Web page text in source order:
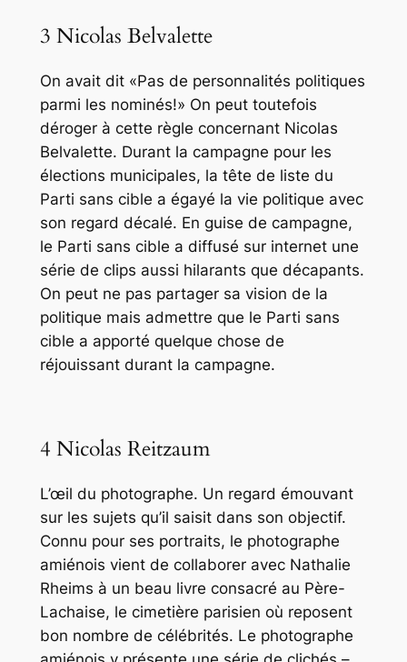
3 Nicolas Belvalette
On avait dit «Pas de personnalités politiques
parmi les nominés!» On peut toutefois
déroger à cette règle concernant Nicolas
Belvalette. Durant la campagne pour les
élections municipales, la tête de liste du
Parti sans cible a égayé la vie politique avec
son regard décalé. En guise de campagne,
le Parti sans cible a diffusé sur internet une
série de clips aussi hilarants que décapants.
On peut ne pas partager sa vision de la
politique mais admettre que le Parti sans
cible a apporté quelque chose de
réjouissant durant la campagne.
4 Nicolas Reitzaum
L’œil du photographe. Un regard émouvant
sur les sujets qu’il saisit dans son objectif.
Connu pour ses portraits, le photographe
amiénois vient de collaborer avec Nathalie
Rheims à un beau livre consacré au Père-
Lachaise, le cimetière parisien où reposent
bon nombre de célébrités. Le photographe